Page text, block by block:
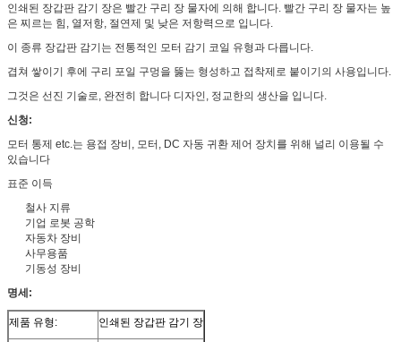
인쇄된 장갑판 감기 장은 빨간 구리 장 물자에 의해 합니다. 빨간 구리 장 물자는 높
은 찌르는 힘, 열저항, 절연제 및 낮은 저항력으로 입니다.
이 종류 장갑판 감기는 전통적인 모터 감기 코일 유형과 다릅니다.
겹쳐 쌓이기 후에 구리 포일 구멍을 뚫는 형성하고 접착제로 붙이기의 사용입니다.
그것은 선진 기술로, 완전히 합니다 디자인, 정교한의 생산을 입니다.
신청:
모터 통제 etc.는 용접 장비, 모터, DC 자동 귀환 제어 장치를 위해 널리 이용될 수
있습니다
표준 이득
철사 지류
기업 로봇 공학
자동차 장비
사무용품
기동성 장비
명세:
제품 유형: 인쇄된 장갑판 감기 장